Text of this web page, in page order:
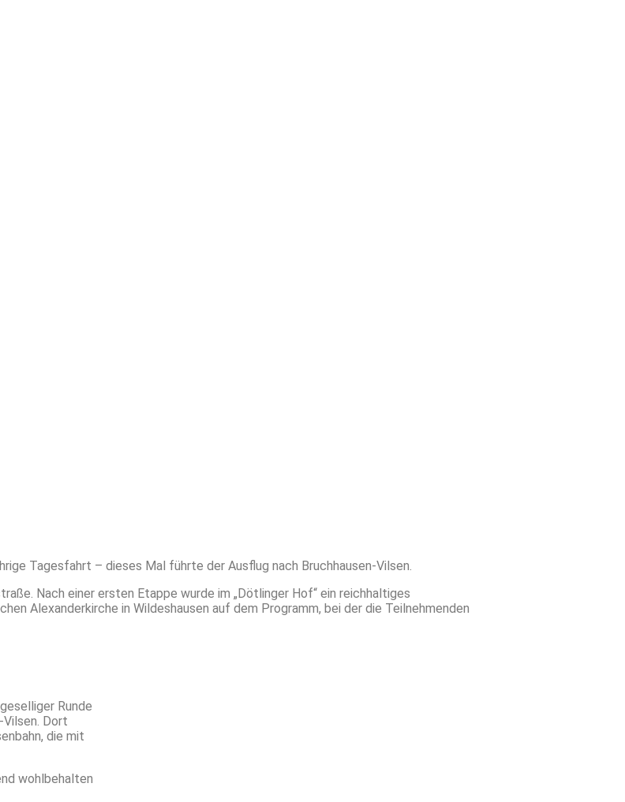
Tagesfahrt – dieses Mal führte der Ausflug nach Bruchhausen-Vilsen.
Nach einer ersten Etappe wurde im „Dötlinger Hof“ ein reichhaltiges
Alexanderkirche in Wildeshausen auf dem Programm, bei der die Teilnehmenden
Runde
Dort
die mit
wohlbehalten